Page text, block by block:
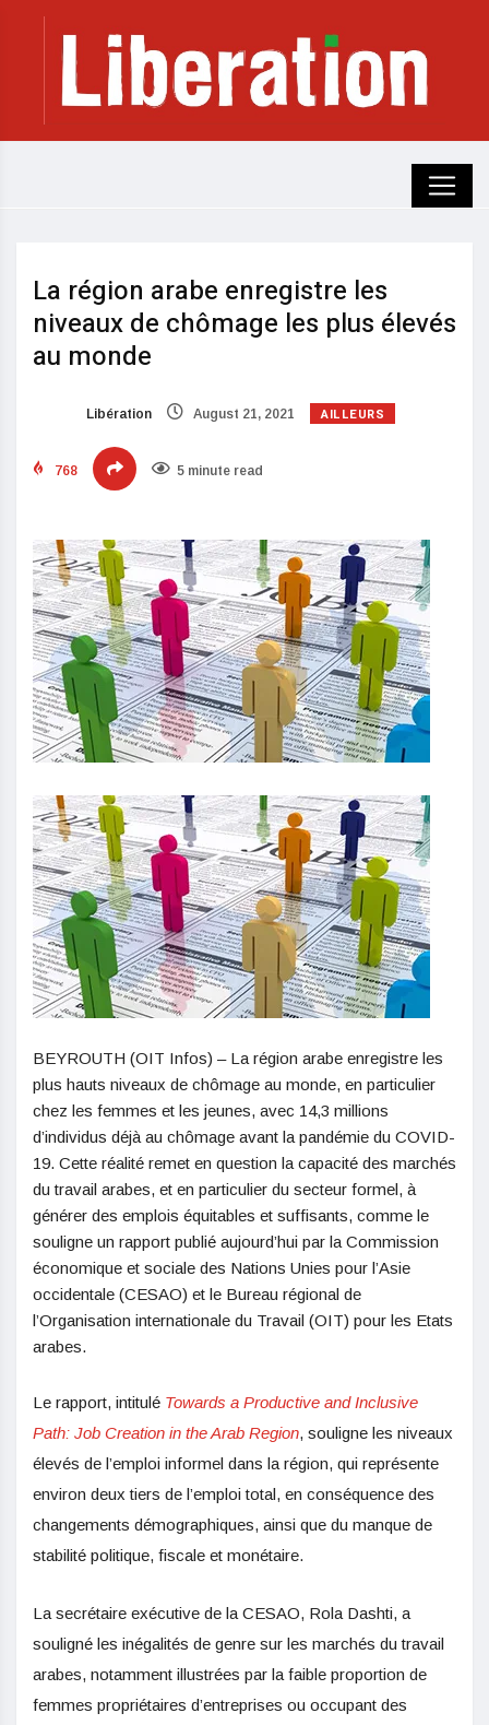
La région arabe enregistre les
niveaux de chômage les plus élevés
au monde
Libération August 21, 2021 AILLEURS
768 5 minute read
BEYROUTH (OIT Infos) – La région arabe enregistre les
plus hauts niveaux de chômage au monde, en particulier
chez les femmes et les jeunes, avec 14,3 millions
d’individus déjà au chômage avant la pandémie du COVID-
19. Cette réalité remet en question la capacité des marchés
du travail arabes, et en particulier du secteur formel, à
générer des emplois équitables et suffisants, comme le
souligne un rapport publié aujourd’hui par la Commission
économique et sociale des Nations Unies pour l’Asie
occidentale (CESAO) et le Bureau régional de
l’Organisation internationale du Travail (OIT) pour les Etats
arabes.
Le rapport, intitulé Towards a Productive and Inclusive
Path: Job Creation in the Arab Region, souligne les niveaux
élevés de l’emploi informel dans la région, qui représente
environ deux tiers de l’emploi total, en conséquence des
changements démographiques, ainsi que du manque de
stabilité politique, fiscale et monétaire.
La secrétaire exécutive de la CESAO, Rola Dashti, a
souligné les inégalités de genre sur les marchés du travail
arabes, notamment illustrées par la faible proportion de
femmes propriétaires d’entreprises ou occupant des